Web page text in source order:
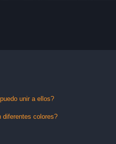
unir a ellos?
diferentes colores?